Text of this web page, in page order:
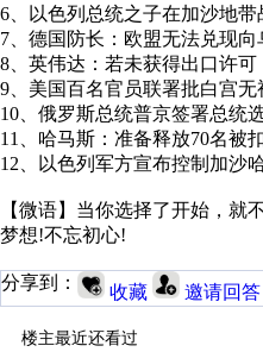
6、以色列总统之子在加沙地带
7、德国防长：欧盟无法兑现向
8、英伟达：若未获得出口许
9、美国百名官员联署批白宫
10、俄罗斯总统普京签署总统
11、哈马斯：准备释放70名被
12、以色列军方宣布控制加沙
【微语】当你选择了开始，
梦想!不忘初心!
分享到： 收藏 邀请回答
楼主最近还看过